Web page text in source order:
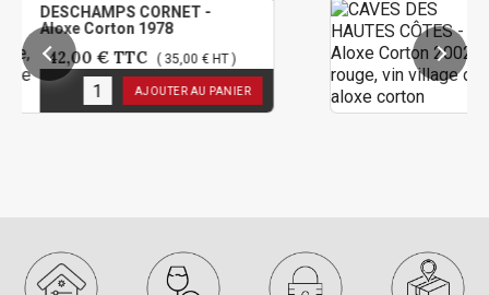
CORNET -
1978
( 35,00 € HT )
AJOUTER AU PANIER
CAVES DES
Aloxe Corton
31,20 € TTC
1en stock